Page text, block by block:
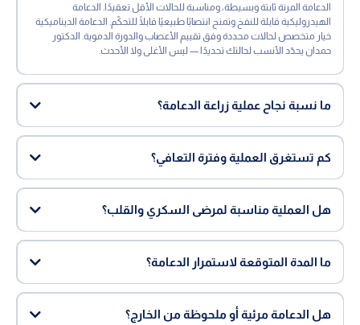
الدعامة المرنة ثابتة وبسيطة، ومناسبة للحالات الأقل تعقيدًا. الدعامة
الهيدروليكية قابلة للنفخ وتمنح انتصابًا طبيعيًا قابلًا للتحكّم. الدعامة الديناميكية
خيار متخصص لحالات محددة وفق تقييم الأعصاب والدورة الدموية. الدكتور
حمدان يحدّد الأنسب لحالتك تحديدًا — ليس الأغلى ولا الأحدث.
ما نسبة نجاح عملية زراعة الدعامة؟
كم تستغرق العملية وفترة التعافي؟
هل العملية مناسبة لمرضى السكري والقلب؟
ما المدة المتوقعة لاستمرار الدعامة؟
هل الدعامة مرئية أو ملحوظة من الخارج؟